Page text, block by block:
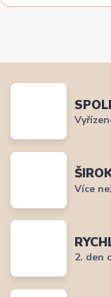
Více
2. den